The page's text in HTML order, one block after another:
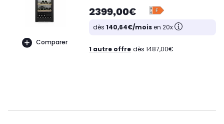
Comparer
2399,00€
dès 140,64€/moisen 20x
1 autre offre dès 1487,00€